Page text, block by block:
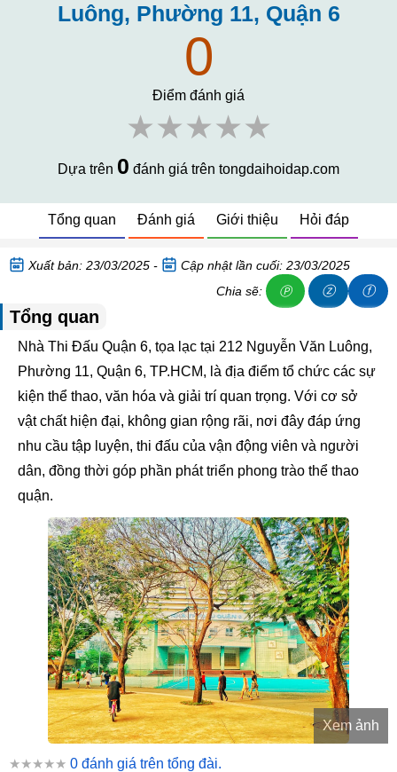
Luông, Phường 11, Quận 6
0
Điểm đánh giá
★★★★★
Dựa trên 0 đánh giá trên tongdaihoidap.com
Tổng quan Đánh giá Giới thiệu Hỏi đáp
Xuất bản: 23/03/2025 -
Cập nhật lần cuối: 23/03/2025
Chia sẽ:
Ⓟ ⓩ ⓕ
Tổng quan
Nhà Thi Đấu Quận 6, tọa lạc tại 212 Nguyễn Văn Luông,
Phường 11, Quận 6, TP.HCM, là địa điểm tổ chức các sự
kiện thể thao, văn hóa và giải trí quan trọng. Với cơ sở
vật chất hiện đại, không gian rộng rãi, nơi đây đáp ứng
nhu cầu tập luyện, thi đấu của vận động viên và người
dân, đồng thời góp phần phát triển phong trào thể thao
quận.
Xem ảnh
★★★★★ 0 đánh giá trên tổng đài.